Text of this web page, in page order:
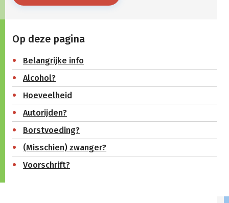
Op deze pagina
Belangrijke info
Alcohol?
Hoeveelheid
Autorijden?
Borstvoeding?
(Misschien) zwanger?
Voorschrift?